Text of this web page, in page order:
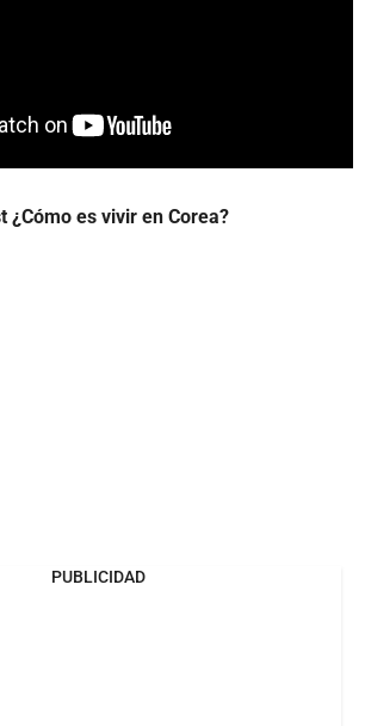
¿Cómo es vivir en Corea?
PUBLICIDAD